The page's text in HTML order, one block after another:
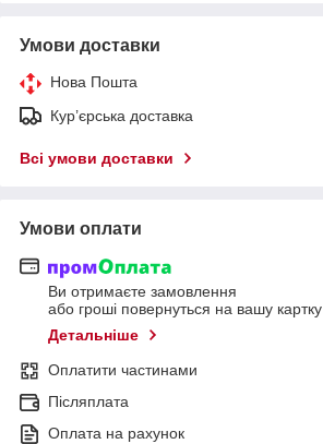
Умови доставки
Нова Пошта
Кур’єрська доставка
Всі умови доставки
Умови оплати
Ви отримаєте замовлення
або гроші повернуться на вашу картку
Детальніше
Оплатити частинами
Післяплата
Оплата на рахунок